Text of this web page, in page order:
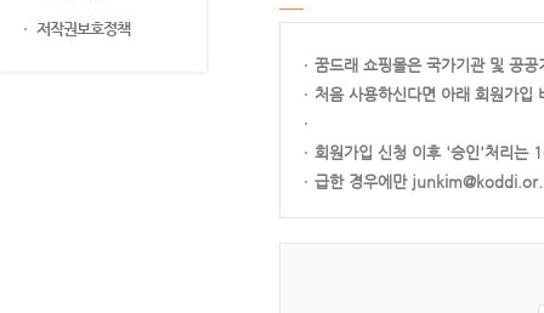
저작권보호정책
꿈드래 쇼핑몰은 국가기관 및 공
처음 사용하신다면 아래 회원가
회원가입 신청 이후 '승인'처리는
급한 경우에만